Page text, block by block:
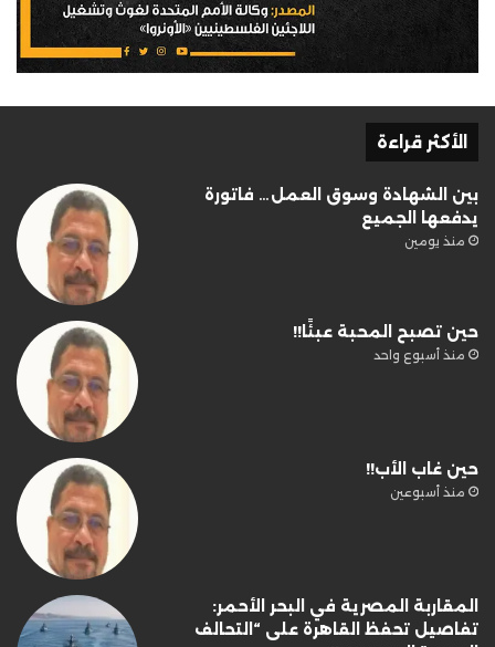
الأكثر قراءة
بين الشهادة وسوق العمل… فاتورة
يدفعها الجميع
منذ يومين
حين تصبح المحبة عبئًا!!
منذ أسبوع واحد
حين غاب الأب!!
منذ أسبوعين
المقاربة المصرية في البحر الأحمر:
تفاصيل تحفظ القاهرة على “التحالف